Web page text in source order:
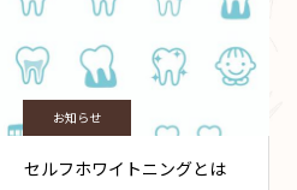
お知らせ
セルフホワイトニングとは